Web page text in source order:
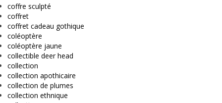
coffre sculpté
coffret
coffret cadeau gothique
coléoptère
coléoptère jaune
collectible deer head
collection
collection apothicaire
collection de plumes
collection ethnique